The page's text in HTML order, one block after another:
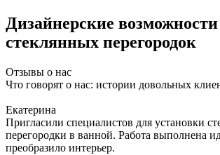
Дизайнерские возможности
стеклянных перегородок
Отзывы о нас
Что говорят о нас: истории довольных
Екатерина
Пригласили специалистов для установки
перегородки в ванной. Работа выполнена
преобразило интерьер.